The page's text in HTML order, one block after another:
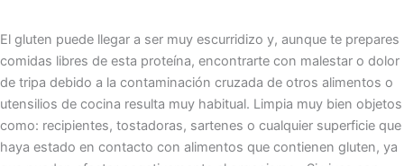
El gluten puede llegar a ser muy escurridizo y, aunque te prepares
comidas libres de esta proteína, encontrarte con malestar o dolor
de tripa debido a la contaminación cruzada de otros alimentos o
utensilios de cocina resulta muy habitual. Limpia muy bien objetos
como: recipientes, tostadoras, sartenes o cualquier superficie que
haya estado en contacto con alimentos que contienen gluten, ya